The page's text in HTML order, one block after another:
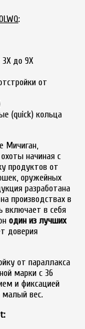
:
3Х до 9Х
от
(quick) кольца
Мичиган,
начиная с
продуктов от
оружейных
разработана
производствах в
включает в себя
один из лучших
доверия
от параллакса
марки с 36
и фиксацией
малый вес.